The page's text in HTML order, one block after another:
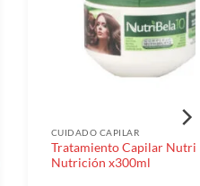
CUIDADO CAPILAR
Tratamiento Capilar
Nutrición x300ml